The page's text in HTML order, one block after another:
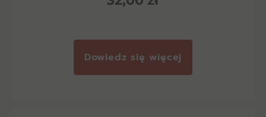
Dowiedz się więcej